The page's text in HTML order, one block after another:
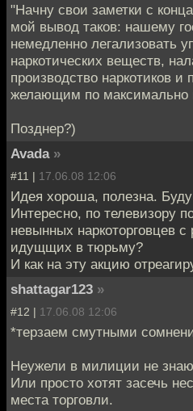
"Начну свои заметки с
мой вывод таков: нашему
немедленно легализовать
наркотических веществ,
производство наркотиков и
желающим по максимально
Позднер?)
Avada »
#11 | 17.06.08 12:06
Идея хороша, полезна.
Интересно, по телевизору
невынных наркоторговцев
идущщих в тюрьму?
И как на эту акцию
shattagar123 »
#12 | 17.06.08 12:06
*терзаем смутными
Неужели в милиции не
Или просто хотят засечь
места торговли.